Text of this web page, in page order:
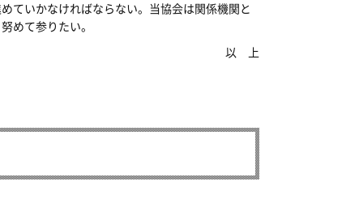
ていかなければならない。当協会は関係機関と
めて参りたい。
以 上